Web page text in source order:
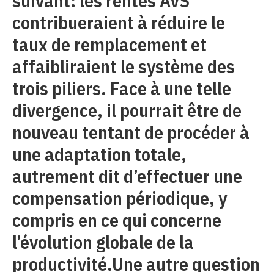
contribueraient à réduire le
taux de remplacement et
affaibliraient le système des
trois piliers. Face à une telle
divergence, il pourrait être de
nouveau tentant de procéder à
une adaptation totale,
autrement dit d’effectuer une
compensation périodique, y
compris en ce qui concerne
l’évolution globale de la
productivité.Une autre question